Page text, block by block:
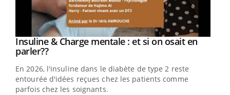
Youtube
Insuline & Charge mentale : et si on osait en
parler??Youtube
En 2026, l'insuline dans le diabète de type 2 reste
entourée d'idées reçues chez les patients comme
parfois chez les soignants.